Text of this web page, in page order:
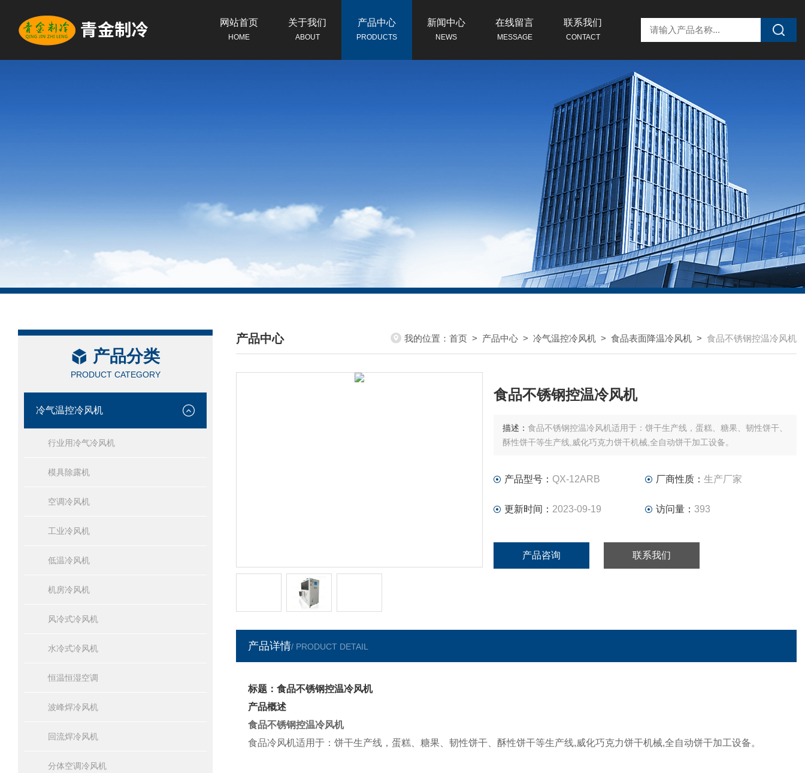
网站首页
HOME
关于我们
ABOUT
产品中心
PRODUCTS
新闻中心
NEWS
在线留言
MESSAGE
联系我们
CONTACT
产品分类
PRODUCT CATEGORY
冷气温控冷风机
行业用冷气冷风机
模具除露机
空调冷风机
工业冷风机
低温冷风机
机房冷风机
风冷式冷风机
水冷式冷风机
恒温恒湿空调
波峰焊冷风机
回流焊冷风机
分体空调冷风机
产品中心
/ PRODUCTS CENTER
我的位置： 首页 > 产品中心 > 冷气温控冷风机 > 食品表面降温冷风机 > 食品不锈钢控温冷风机
食品不锈钢控温冷风机
描述： 食品不锈钢控温冷风机适用于：饼干生产线，蛋糕、糖果、韧性饼干、
酥性饼干等生产线,威化巧克力饼干机械,全自动饼干加工设备。
产品型号： QX-12ARB 厂商性质： 生产厂家
更新时间： 2023-09-19 访问量： 393
产品咨询 联系我们
产品详情/ PRODUCT DETAIL
标题：食品不锈钢控温冷风机
产品概述
食品不锈钢控温冷风机
食品冷风机适用于：饼干生产线，蛋糕、糖果、韧性饼干、酥性饼干等生产线,威化巧克力饼干机械,全自动饼干加工设备。